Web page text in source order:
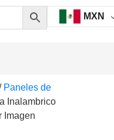
MXN
Paneles de
Inalambrico
Imagen